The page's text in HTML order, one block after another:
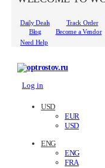
Daily Deals
Track Order
Blog
Become a Vendor
Need Help
Log in
USD
EUR
USD
ENG
ENG
FRA